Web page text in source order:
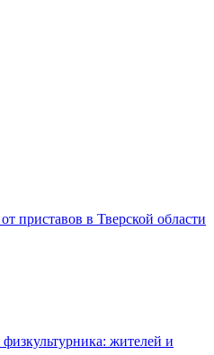
приставов в Тверской области
жителей и